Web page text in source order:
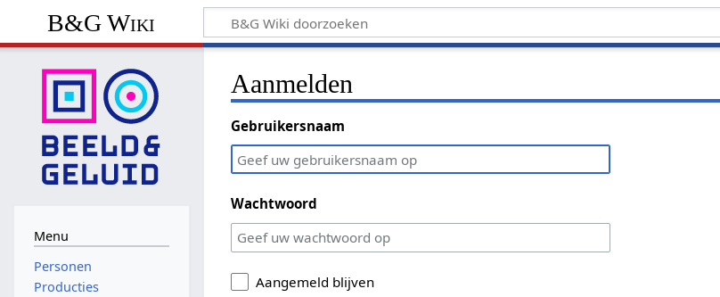
B&G Wiki
Aanmelden
Gebruikersnaam
Wachtwoord
Aangemeld blijven
Menu
Personen
Producties